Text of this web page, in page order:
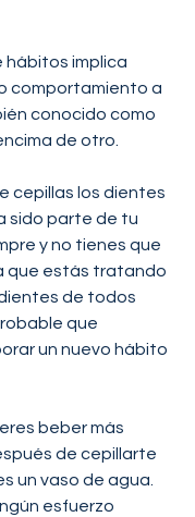
hábitos implica
comportamiento a
conocido como
de otro.
cepillas los dientes
sido parte de tu
y no tienes que
que estás tratando
de todos
que
un nuevo hábito
beber más
de cepillarte
un vaso de agua.
esfuerzo